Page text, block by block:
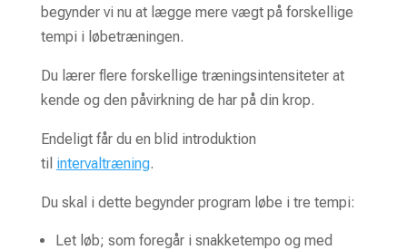
begynder vi nu at lægge mere vægt på forskellige
tempi i løbetræningen.
Du lærer flere forskellige træningsintensiteter at
kende og den påvirkning de har på din krop.
Endeligt får du en blid introduktion
til intervaltræning.
Du skal i dette begynder program løbe i tre tempi:
Let løb; som foregår i snakketempo og med